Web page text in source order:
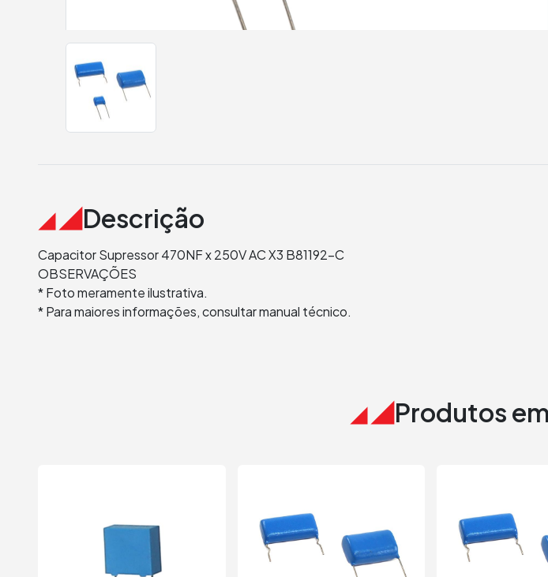
Descrição
Capacitor Supressor 470NF x 250V AC X3 B81192-C
OBSERVAÇÕES
* Foto meramente ilustrativa.
* Para maiores informações, consultar manual técnico.
Produtos